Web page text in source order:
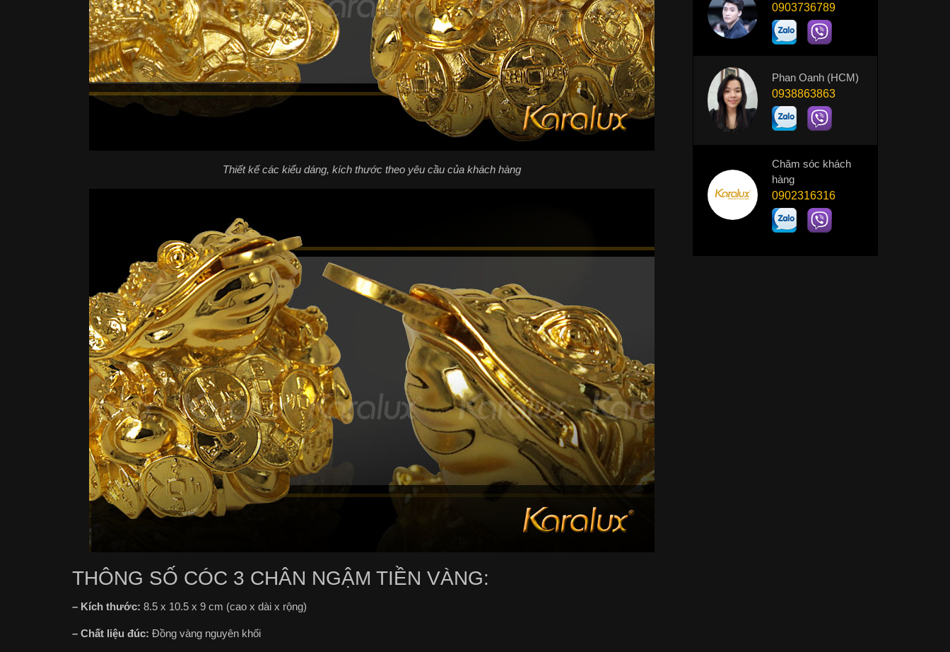
Thiết kế các kiểu dáng, kích thước theo yêu cầu của khách hàng
THÔNG SỐ CÓC 3 CHÂN NGẬM TIỀN VÀNG:
– Kích thước: 8.5 x 10.5 x 9 cm (cao x dài x rộng)
– Chất liệu đúc: Đồng vàng nguyên khối
0903736789
Phan Oanh (HCM)
0938863863
Chăm sóc khách
hàng
0902316316